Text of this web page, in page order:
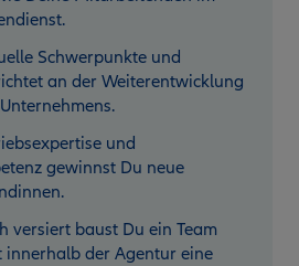
Schwerpunkte und
an der Weiterentwicklung
und
gewinnst Du neue
versiert baust Du ein Team
innerhalb der Agentur eine